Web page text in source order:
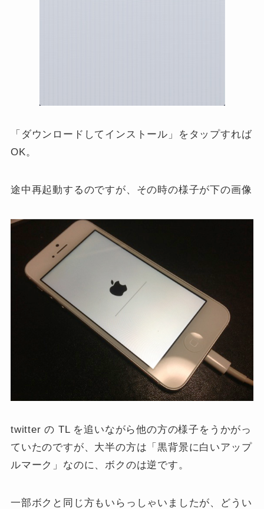
「ダウンロードしてインストール」をタップすれば
OK。
途中再起動するのですが、その時の様子が下の画像
twitter の TL を追いながら他の方の様子をうかがっ
ていたのですが、大半の方は「黒背景に白いアップ
ルマーク」なのに、ボクのは逆です。
一部ボクと同じ方もいらっしゃいましたが、どうい